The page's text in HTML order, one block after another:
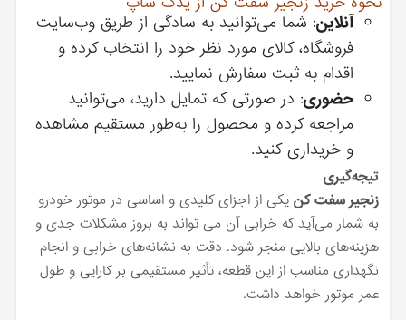
آنلاین: شما می‌توانید به سادگی از طریق وب‌سایت
فروشگاه، کالای مورد نظر خود را انتخاب کرده و
اقدام به ثبت سفارش نمایید.
حضوری: در صورتی که تمایل دارید، می‌توانید
مراجعه کرده و محصول را به‌طور مستقیم مشاهده
و خریداری کنید.
تیجه‌گیری
زنجیر سفت کن یکی از اجزای کلیدی و اساسی در موتور خودرو
به شمار می‌آید که خرابی آن می‌ تواند به بروز مشکلات جدی و
هزینه‌های بالایی منجر شود. دقت به نشانه‌های خرابی و انجام
نگهداری مناسب از این قطعه، تأثیر مستقیمی بر کارایی و طول
عمر موتور خواهد داشت.